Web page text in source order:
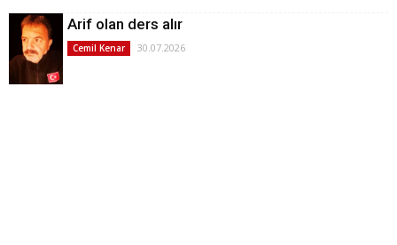
Arif olan ders alır
Cemil Kenar 30.07.2026